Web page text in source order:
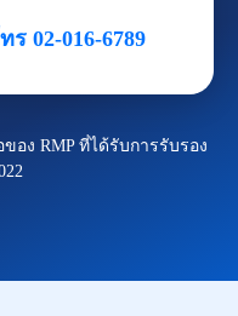
ร 02-016-6789
ของ RMP ที่ได้รับการรับรอง